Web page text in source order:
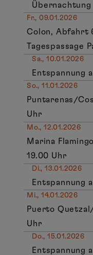
Übernachtung
Fr., 09.01.2026
Colon, Abfahrt
Tagespassage
Sa., 10.01.2026
Entspannung
So., 11.01.2026
Puntarenas/
Uhr
Mo., 12.01.2026
Marina
19.00 Uhr
Di., 13.01.2026
Entspannung
Mi., 14.01.2026
Puerto
Uhr
Do., 15.01.2026
Entspannung